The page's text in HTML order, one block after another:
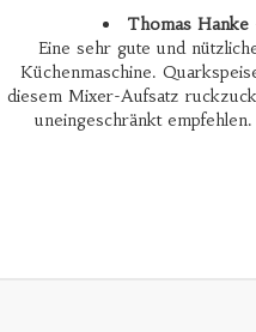
Thomas Hanke
Eine sehr gute und
Küchenmaschine.
diesem Mixer-Aufsatz
uneingeschränkt